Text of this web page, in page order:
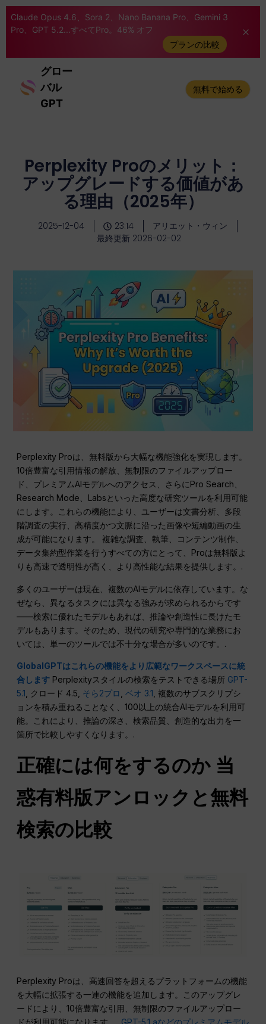
Claude Opus 4.6、Sora 2、Nano Banana Pro、Gemini 3
Pro、GPT 5.2...すべてPro。46% オフ
プランの比較
グロー
バル
GPT
無料で始める
Perplexity Proのメリット：
アップグレードする価値があ
る理由（2025年）
2025-12-04 23:14
アリエット・ウィン
最終更新 2026-02-02
Perplexity Proは、無料版から大幅な機能強化を実現します。
10倍豊富な引用情報の解放、無制限のファイルアップロー
ド、プレミアムAIモデルへのアクセス、さらにPro Search、
Research Mode、Labsといった高度な研究ツールを利用可能
にします。これらの機能により、ユーザーは文書分析、多段
階調査の実行、高精度かつ文脈に沿った画像や短編動画の生
成が可能になります。 複雑な調査、執筆、コンテンツ制作、
データ集約型作業を行うすべての方にとって、Proは無料版よ
りも高速で透明性が高く、より高性能な結果を提供します。.
多くのユーザーは現在、複数のAIモデルに依存しています。な
ぜなら、異なるタスクには異なる強みが求められるからです
——検索に優れたモデルもあれば、推論や創造性に長けたモ
デルもあります。そのため、現代の研究や専門的な業務にお
いては、単一のツールでは不十分な場合が多いのです。.
GlobalGPTはこれらの機能をより広範なワークスペースに統
合します Perplexityスタイルの検索をテストできる場所 GPT-
5.1 , クロード 4.5, そら2プロ ,ベオ 3.1 , 複数のサブスクリプシ
ョンを積み重ねることなく、100以上の統合AIモデルを利用可
能。これにより、推論の深さ、検索品質、創造的な出力を一
箇所で比較しやすくなります。.
正確には何をするのか 当
惑有料版アンロックと無料
検索の比較
Perplexity Proは、高速回答を超えるプラットフォームの機能
を大幅に拡張する一連の機能を追加します。このアップグレ
ードにより、10倍豊富な引用、無制限のファイルアップロー
ドが利用可能になります。, GPT-5.1 aなどのプレミアムモデル